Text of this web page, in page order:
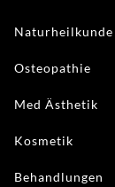
Naturheilkunde
Osteopathie
Med Ästhetik
Kosmetik
Behandlungen